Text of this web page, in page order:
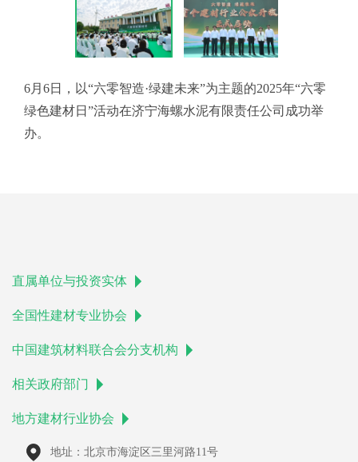
6月6日，以“六零智造·绿建未来”为主题的2025年“六零
绿色建材日”活动在济宁海螺水泥有限责任公司成功举
办。
直属单位与投资实体
全国性建材专业协会
中国建筑材料联合会分支机构
相关政府部门
地方建材行业协会
地址：北京市海淀区三里河路11号